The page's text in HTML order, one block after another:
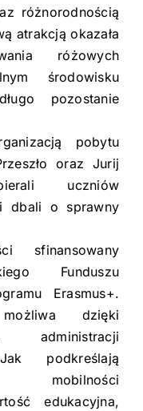
różnorodnością
atrakcją okazała
różowych
środowisku
pozostanie
pobytu
oraz Jurij
uczniów
dbali o sprawny
sfinansowany
Funduszu
Erasmus+.
dzięki
administracji
podkreślają
mobilności
edukacyjna,